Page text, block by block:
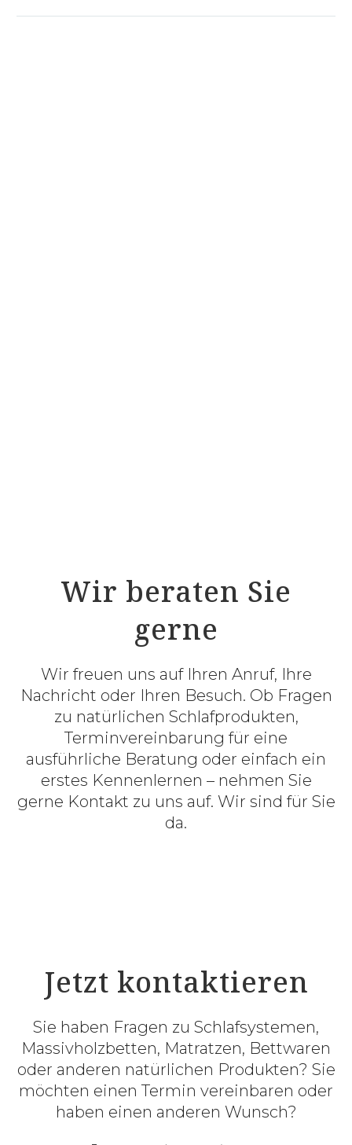
Wir beraten Sie
gerne
Wir freuen uns auf Ihren Anruf, Ihre
Nachricht oder Ihren Besuch. Ob Fragen
zu natürlichen Schlafprodukten,
Terminvereinbarung für eine
ausführliche Beratung oder einfach ein
erstes Kennenlernen – nehmen Sie
gerne Kontakt zu uns auf. Wir sind für Sie
da.
Jetzt kontaktieren
Sie haben Fragen zu Schlafsystemen,
Massivholzbetten, Matratzen, Bettwaren
oder anderen natürlichen Produkten? Sie
möchten einen Termin vereinbaren oder
haben einen anderen Wunsch?